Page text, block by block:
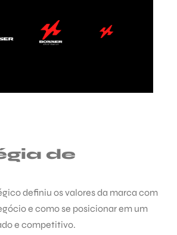
de
definiu os valores da marca com
e como se posicionar em um
e competitivo.